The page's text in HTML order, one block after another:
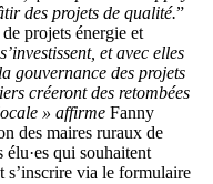
des projets de qualité.”
projets énergie et
et avec elles
gouvernance des projets
créeront des retombées
» affirme Fanny
des maires ruraux de
qui souhaitent
s’inscrire via le formulaire